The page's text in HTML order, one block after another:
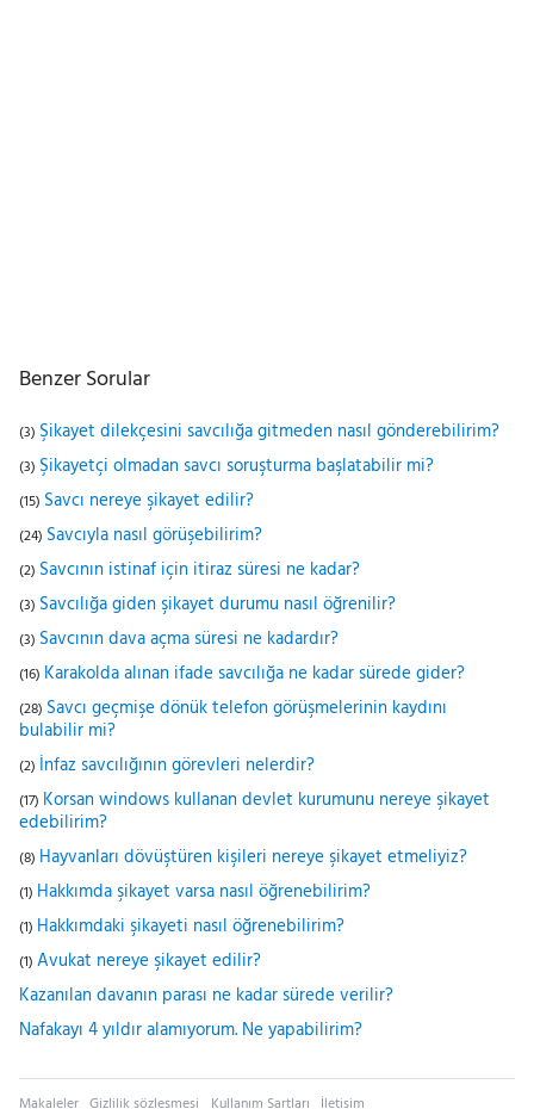
Benzer Sorular
(3) Şikayet dilekçesini savcılığa gitmeden nasıl gönderebilirim?
(3) Şikayetçi olmadan savcı soruşturma başlatabilir mi?
(15) Savcı nereye şikayet edilir?
(24) Savcıyla nasıl görüşebilirim?
(2) Savcının istinaf için itiraz süresi ne kadar?
(3) Savcılığa giden şikayet durumu nasıl öğrenilir?
(3) Savcının dava açma süresi ne kadardır?
(16) Karakolda alınan ifade savcılığa ne kadar sürede gider?
(28) Savcı geçmişe dönük telefon görüşmelerinin kaydını
bulabilir mi?
(2) İnfaz savcılığının görevleri nelerdir?
(17) Korsan windows kullanan devlet kurumunu nereye şikayet
edebilirim?
(8) Hayvanları dövüştüren kişileri nereye şikayet etmeliyiz?
(1) Hakkımda şikayet varsa nasıl öğrenebilirim?
(1) Hakkımdaki şikayeti nasıl öğrenebilirim?
(1) Avukat nereye şikayet edilir?
Kazanılan davanın parası ne kadar sürede verilir?
Nafakayı 4 yıldır alamıyorum. Ne yapabilirim?
Makaleler Gizlilik sözleşmesi Kullanım Şartları İletişim